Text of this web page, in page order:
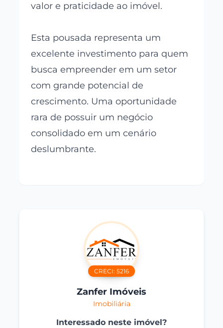
valor e praticidade ao imóvel.
Esta pousada representa um
excelente investimento para quem
busca empreender em um setor
com grande potencial de
crescimento. Uma oportunidade
rara de possuir um negócio
consolidado em um cenário
deslumbrante.
CRECI: 5216
Zanfer Imóveis
Imobiliária
Interessado neste imóvel?